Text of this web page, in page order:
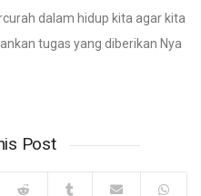
dalam hidup kita agar kita
tugas yang diberikan Nya
Post